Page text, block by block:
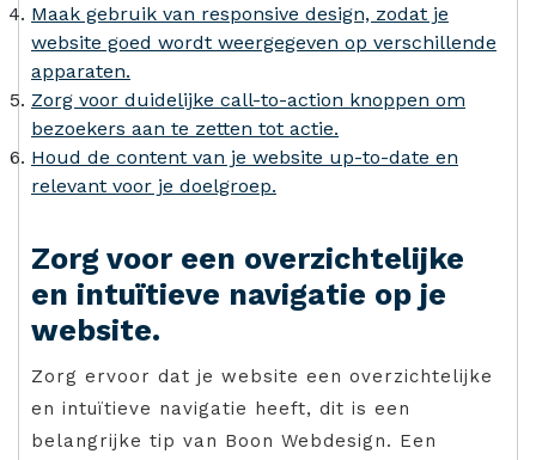
Maak gebruik van responsive design, zodat je
website goed wordt weergegeven op verschillende
apparaten.
Zorg voor duidelijke call-to-action knoppen om
bezoekers aan te zetten tot actie.
Houd de content van je website up-to-date en
relevant voor je doelgroep.
Zorg voor een overzichtelijke
en intuïtieve navigatie op je
website.
Zorg ervoor dat je website een overzichtelijke
en intuïtieve navigatie heeft, dit is een
belangrijke tip van Boon Webdesign. Een